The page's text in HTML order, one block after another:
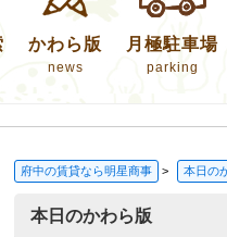
かわら版
news
月極駐車場
parking
府中の賃貸なら明星商事 > 本日の
本日のかわら版